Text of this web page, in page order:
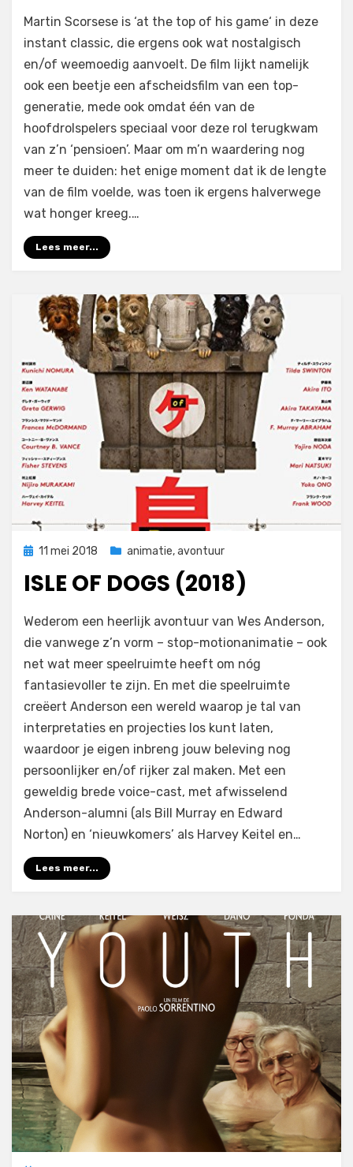
door Filmofiel.nl
Laat een reactie achter
Irishman
(a.k.a.
I
Heard
Paint
Houses
–
2019)
Martin Scorsese is ‘at the top of his game‘ in deze
instant classic, die ergens ook wat nostalgisch
en/of weemoedig aanvoelt. De film lijkt namelijk
ook een beetje een afscheidsfilm van een top-
generatie, mede ook omdat één van de
hoofdrolspelers speciaal voor deze rol terugkwam
van z’n ‘pensioen’. Maar om m’n waardering nog
meer te duiden: het enige moment dat ik de lengte
van de film voelde, was toen ik ergens halverwege
wat honger kreeg.…
Lees meer...
Geplaatst
11 mei 2018 animatie,avontuur
ISLE OF DOGS (2018)
door Filmofiel.nl
Laat een reactie achter
of
Dogs
(2018)
Wederom een heerlijk avontuur van Wes Anderson,
die vanwege z’n vorm – stop-motionanimatie – ook
net wat meer speelruimte heeft om nóg
fantasievoller te zijn. En met die speelruimte
creëert Anderson een wereld waarop je tal van
interpretaties en projecties los kunt laten,
waardoor je eigen inbreng jouw beleving nog
persoonlijker en/of rijker zal maken. Met een
geweldig brede voice-cast, met afwisselend
Anderson-alumni (als Bill Murray en Edward
Norton) en ‘nieuwkomers’ als Harvey Keitel en…
Lees meer...